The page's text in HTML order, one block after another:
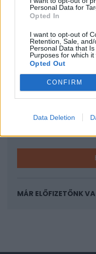
Personal Data for
Opted In
I want to opt-out of
Retention, Sale,
Personal Data that
Purposes for which it
Opted Out
CONFIRM
Data Deletion
milliárd forinttal több
KEDVES
A keresett cikk a
tartozik, melynek
regisztrációhoz kötött.
Az előfizetés a
Kötéslisták: BÉT
MÁR ELŐFIZETŐNK